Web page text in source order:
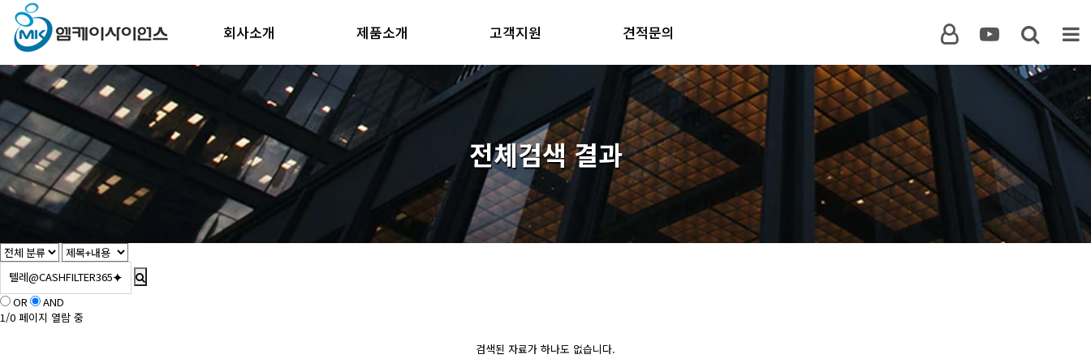
회사소개 제품소개 고객지원 견적문의
전체검색 결과
OR
AND
1/0 페이지 열람 중
검색된 자료가 하나도 없습니다.